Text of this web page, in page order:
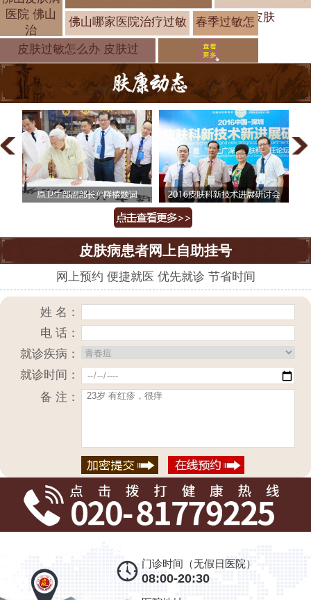
医院 佛山
治
皮肤
佛山哪家医院治疗过敏
春季过敏怎
么办 远离过
皮肤过敏怎么办 皮肤过
皮肤病患者网上自助挂号
网上预约 便捷就医 优先就诊 节省时间
姓 名：
电 话：
就诊疾病：
就诊时间：
备 注：
门诊时间（无假日医院）
08:00-20:30